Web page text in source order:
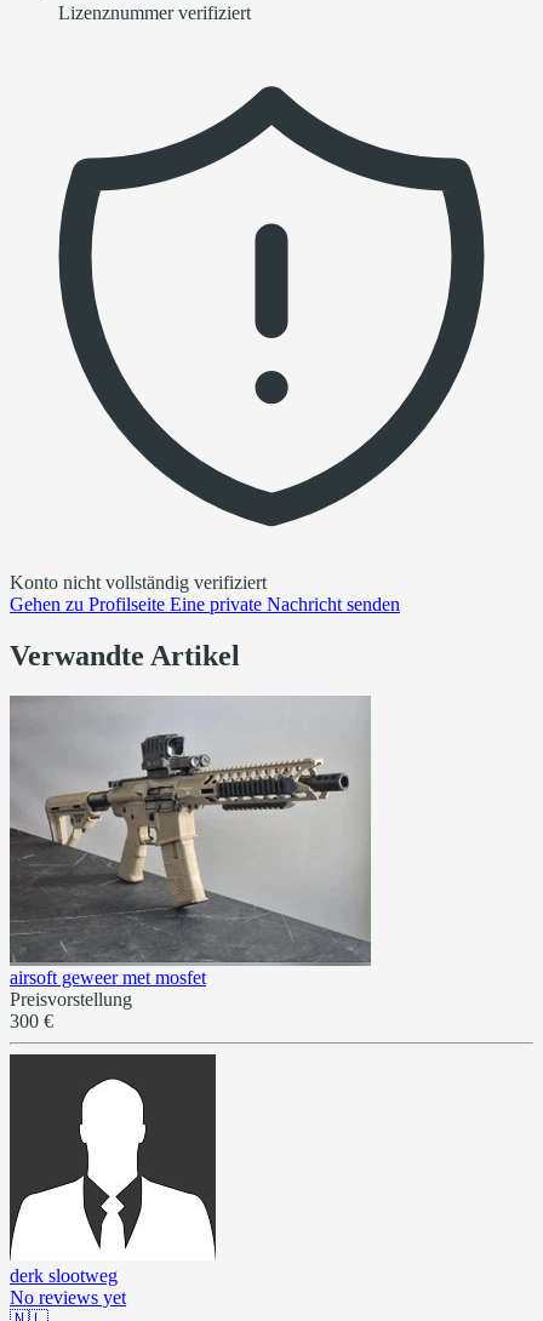
Lizenznummer verifiziert
Konto nicht vollständig verifiziert
Gehen zu Profilseite Eine private Nachricht senden
Verwandte Artikel
airsoft geweer met mosfet
Preisvorstellung
300 €
derk slootweg
No reviews yet